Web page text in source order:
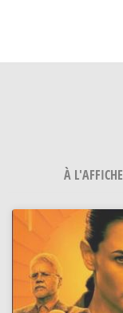
À L'AFFICHE